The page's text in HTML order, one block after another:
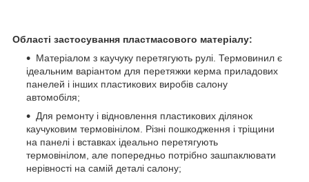
Області застосування пластмасового матеріалу:
Матеріалом з каучуку перетягують рулі. Термовинил є
ідеальним варіантом для перетяжки керма приладових
панелей і інших пластикових виробів салону
автомобіля;
Для ремонту і відновлення пластикових ділянок
каучуковим термовінілом. Різні пошкодження і тріщини
на панелі і вставках ідеально перетягують
термовінілом, але попередньо потрібно зашпаклювати
нерівності на самій деталі салону;